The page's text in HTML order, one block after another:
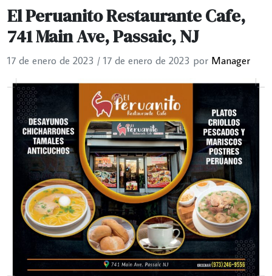
El Peruanito Restaurante Cafe,
741 Main Ave, Passaic, NJ
17 de enero de 2023 / 17 de enero de 2023 por Manager